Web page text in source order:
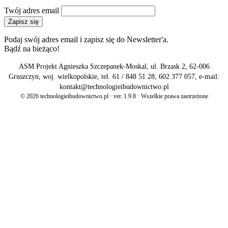
Twój adres email
Zapisz się
Podaj swój adres email i zapisz się do Newsletter'a.
Bądź na bieżąco!
ASM Projekt Agnieszka Szczepanek-Moskal, ul. Brzask 2, 62-006
Gruszczyn, woj. wielkopolskie, tel. 61 / 848 51 28, 602 377 057, e-mail:
kontakt@technologieibudownictwo.pl
© 2026 technologieibudownictwo.pl · ver. 1.9.8 · Wszelkie prawa zastrzeżone